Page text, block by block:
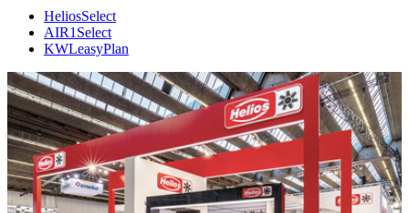
HeliosSelect
AIR1Select
KWLeasyPlan